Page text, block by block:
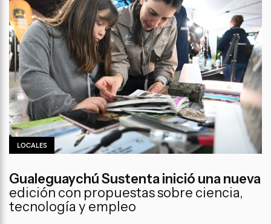
LOCALES
Gualeguaychú Sustenta inició una nueva
edición con propuestas sobre ciencia,
tecnología y empleo